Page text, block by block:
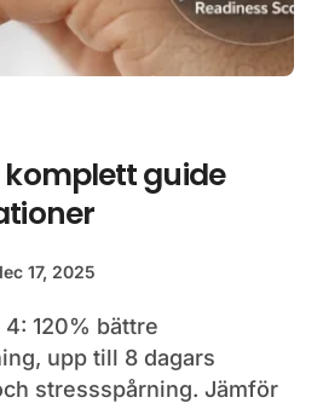
guide
17, 2025
upp till 8 dagars
stressspårning. Jämför